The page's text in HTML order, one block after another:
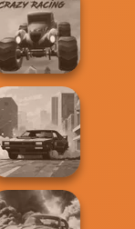
Monster Truck
Crazy Racing 2
Monster Truck
Crazy Racing